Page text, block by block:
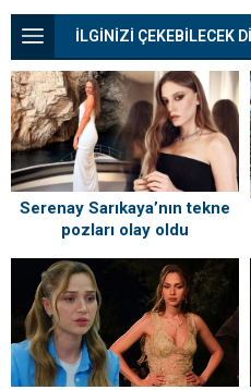
İLGİNİZİ ÇEKEBİLECEK
Serenay Sarıkaya’nın tekne
pozları olay oldu